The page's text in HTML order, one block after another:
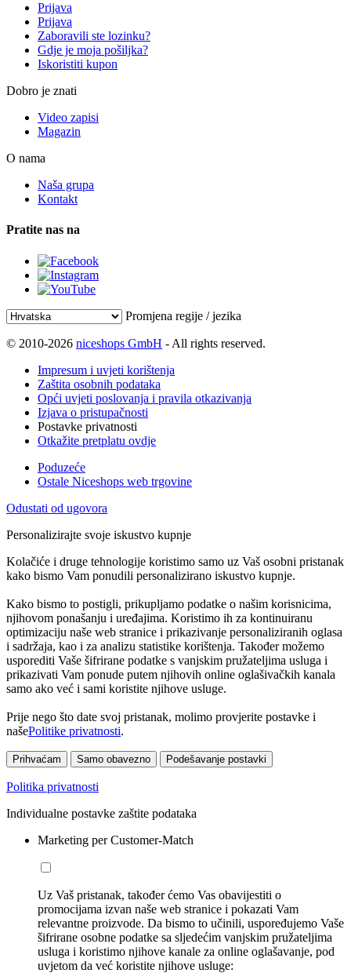
Prijava
Prijava
Zaboravili ste lozinku?
Gdje je moja pošiljka?
Iskoristiti kupon
Dobro je znati
Video zapisi
Magazin
O nama
Naša grupa
Kontakt
Pratite nas na
Promjena regije / jezika
© 2010-2026 niceshops GmbH - All rights reserved.
Impresum i uvjeti korištenja
Zaštita osobnih podataka
Opći uvjeti poslovanja i pravila otkazivanja
Izjava o pristupačnosti
Postavke privatnosti
Otkažite pretplatu ovdje
Poduzeće
Ostale Niceshops web trgovine
Odustati od ugovora
Personalizirajte svoje iskustvo kupnje
Kolačiće i druge tehnologije koristimo samo uz Vaš osobni pristanak
kako bismo Vam ponudili personalizirano iskustvo kupnje.
Kako bismo to postigli, prikupljamo podatke o našim korisnicima,
njihovom ponašanju i uređajima. Koristimo ih za kontinuiranu
optimizaciju naše web stranice i prikazivanje personaliziranih oglasa
i sadržaja, kao i za analizu statistike korištenja. Također možemo
usporediti Vaše šifrirane podatke s vanjskim pružateljima usluga i
prikazivati Vam ponude putem njihovih online oglašivačkih kanala
samo ako već i sami koristite njihove usluge.
Prije nego što date svoj pristanak, molimo provjerite postavke i
našePolitike privatnosti.
Prihvaćam Samo obavezno Podešavanje postavki
Politika privatnosti
Individualne postavke zaštite podataka
Marketing per Customer-Match
Uz Vaš pristanak, također ćemo Vas obavijestiti o
promocijama izvan naše web stranice i pokazati Vam
relevantne proizvode. Da bismo to učinili, uspoređujemo Vaše
šifrirane osobne podatke sa sljedećim vanjskim pružateljima
usluga i koristimo njihove kanale za online oglašavanje, pod
uvjetom da već koristite njihove usluge: